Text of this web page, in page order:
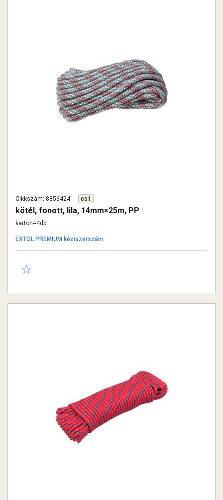
Cikkszám: 8856424 cs1
kötél, fonott, lila, 14mm×25m, PP
karton=4db
EXTOL PREMIUM kéziszerszám